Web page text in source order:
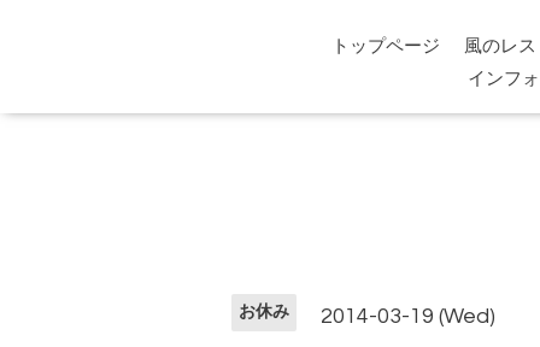
トップページ
風のレ
インフ
お休み 2014-03-19 (Wed)